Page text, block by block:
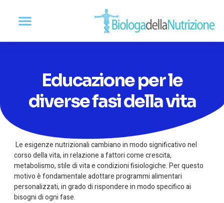
Educazione per le
diverse fasi della vita
Le esigenze nutrizionali cambiano in modo significativo nel
corso della vita, in relazione a fattori come crescita,
metabolismo, stile di vita e condizioni fisiologiche. Per questo
motivo è fondamentale adottare programmi alimentari
personalizzati, in grado di rispondere in modo specifico ai
bisogni di ogni fase.